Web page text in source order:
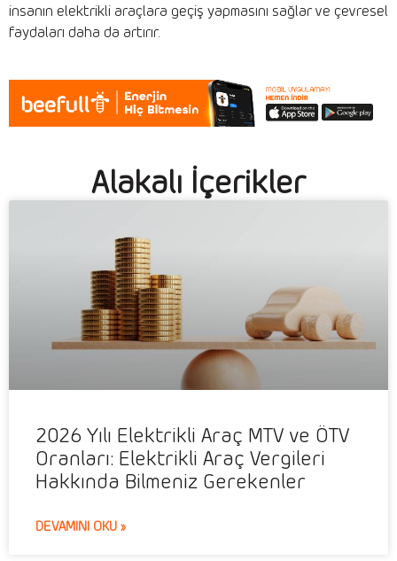
insanın elektrikli araçlara geçiş yapmasını sağlar ve çevresel
faydaları daha da artırır.
Alakalı İçerikler
2026 Yılı Elektrikli Araç MTV ve ÖTV
Oranları: Elektrikli Araç Vergileri
Hakkında Bilmeniz Gerekenler
DEVAMINI OKU »